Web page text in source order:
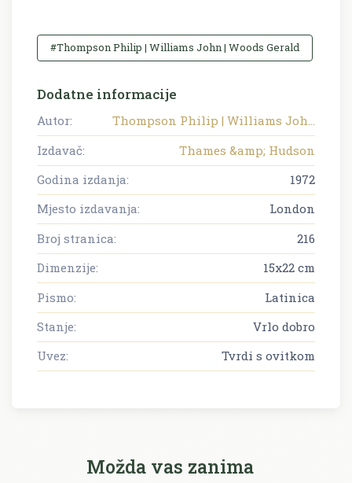
#Thompson Philip | Williams John | Woods Gerald
Dodatne informacije
Autor:
Thompson Philip | Williams Joh...
Izdavač:
Thames &amp; Hudson
Godina izdanja:
1972
Mjesto izdavanja:
London
Broj stranica:
216
Dimenzije:
15x22 cm
Pismo:
Latinica
Stanje:
Vrlo dobro
Uvez:
Tvrdi s ovitkom
Možda vas zanima